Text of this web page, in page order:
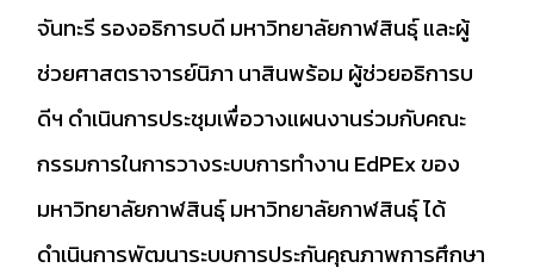
จันทะรี รองอธิการบดี มหาวิทยาลัยกาฬสินธุ์ และผู้
ช่วยศาสตราจารย์นิภา นาสินพร้อม ผู้ช่วยอธิการบ
ดีฯ ดำเนินการประชุมเพื่อวางแผนงานร่วมกับคณะ
กรรมการในการวางระบบการทำงาน EdPEx ของ
มหาวิทยาลัยกาฬสินธุ์ มหาวิทยาลัยกาฬสินธุ์ ได้
ดำเนินการพัฒนาระบบการประกันคุณภาพการศึกษา